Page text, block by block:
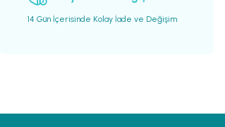
14 Gün İçerisinde Kolay İade ve Değişim